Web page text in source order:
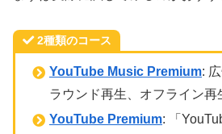
2種類のコース
YouTube Music Premium:
ラウンド再生、オフライン再
YouTube Premium: 「